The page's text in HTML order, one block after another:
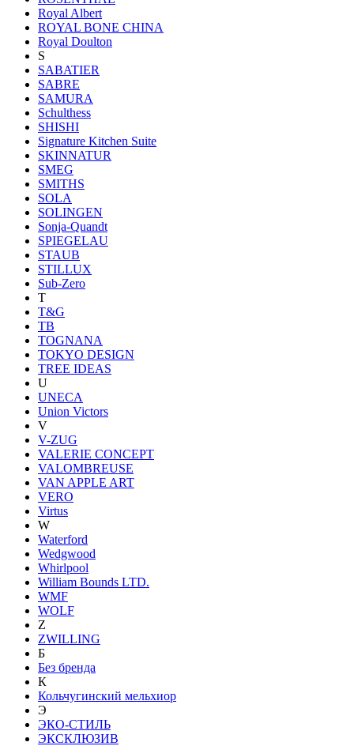
Royal Albert
ROYAL BONE CHINA
Royal Doulton
S
SABATIER
SABRE
SAMURA
Schulthess
SHISHI
Signature Kitchen Suite
SKINNATUR
SMEG
SMITHS
SOLA
SOLINGEN
Sonja-Quandt
SPIEGELAU
STAUB
STILLUX
Sub-Zero
T
T&G
TB
TOGNANA
TOKYO DESIGN
TREE IDEAS
U
UNECA
Union Victors
V
V-ZUG
VALERIE CONCEPT
VALOMBREUSE
VAN APPLE ART
VERO
Virtus
W
Waterford
Wedgwood
Whirlpool
William Bounds LTD.
WMF
WOLF
Z
ZWILLING
Б
Без бренда
К
Кольчугинский мельхиор
Э
ЭКО-СТИЛЬ
ЭКСКЛЮЗИВ